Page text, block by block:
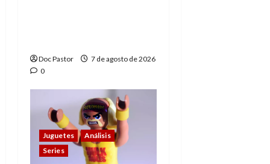
Doc Pastor
7 de agosto de 2026
0
Juguetes
Análisis
Series